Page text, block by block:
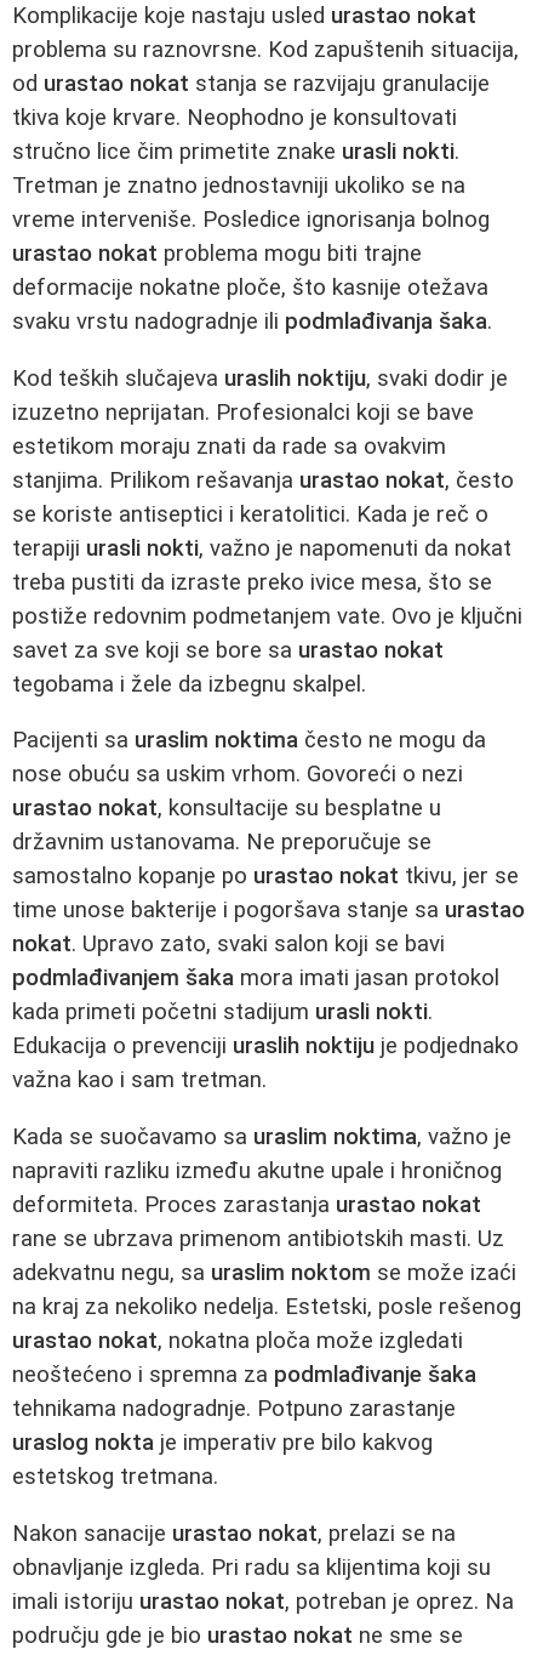
Komplikacije koje nastaju usled urastao nokat
problema su raznovrsne. Kod zapuštenih situacija,
od urastao nokat stanja se razvijaju granulacije
tkiva koje krvare. Neophodno je konsultovati
stručno lice čim primetite znake urasli nokti.
Tretman je znatno jednostavniji ukoliko se na
vreme interveniše. Posledice ignorisanja bolnog
urastao nokat problema mogu biti trajne
deformacije nokatne ploče, što kasnije otežava
svaku vrstu nadogradnje ili podmlađivanja šaka.
Kod teških slučajeva uraslih noktiju, svaki dodir je
izuzetno neprijatan. Profesionalci koji se bave
estetikom moraju znati da rade sa ovakvim
stanjima. Prilikom rešavanja urastao nokat, često
se koriste antiseptici i keratolitici. Kada je reč o
terapiji urasli nokti, važno je napomenuti da nokat
treba pustiti da izraste preko ivice mesa, što se
postiže redovnim podmetanjem vate. Ovo je ključni
savet za sve koji se bore sa urastao nokat
tegobama i žele da izbegnu skalpel.
Pacijenti sa uraslim noktima često ne mogu da
nose obuću sa uskim vrhom. Govoreći o nezi
urastao nokat, konsultacije su besplatne u
državnim ustanovama. Ne preporučuje se
samostalno kopanje po urastao nokat tkivu, jer se
time unose bakterije i pogoršava stanje sa urastao
nokat. Upravo zato, svaki salon koji se bavi
podmlađivanjem šaka mora imati jasan protokol
kada primeti početni stadijum urasli nokti.
Edukacija o prevenciji uraslih noktiju je podjednako
važna kao i sam tretman.
Kada se suočavamo sa uraslim noktima, važno je
napraviti razliku između akutne upale i hroničnog
deformiteta. Proces zarastanja urastao nokat
rane se ubrzava primenom antibiotskih masti. Uz
adekvatnu negu, sa uraslim noktom se može izaći
na kraj za nekoliko nedelja. Estetski, posle rešenog
urastao nokat, nokatna ploča može izgledati
neoštećeno i spremna za podmlađivanje šaka
tehnikama nadogradnje. Potpuno zarastanje
uraslog nokta je imperativ pre bilo kakvog
estetskog tretmana.
Nakon sanacije urastao nokat, prelazi se na
obnavljanje izgleda. Pri radu sa klijentima koji su
imali istoriju urastao nokat, potreban je oprez. Na
području gde je bio urastao nokat ne sme se